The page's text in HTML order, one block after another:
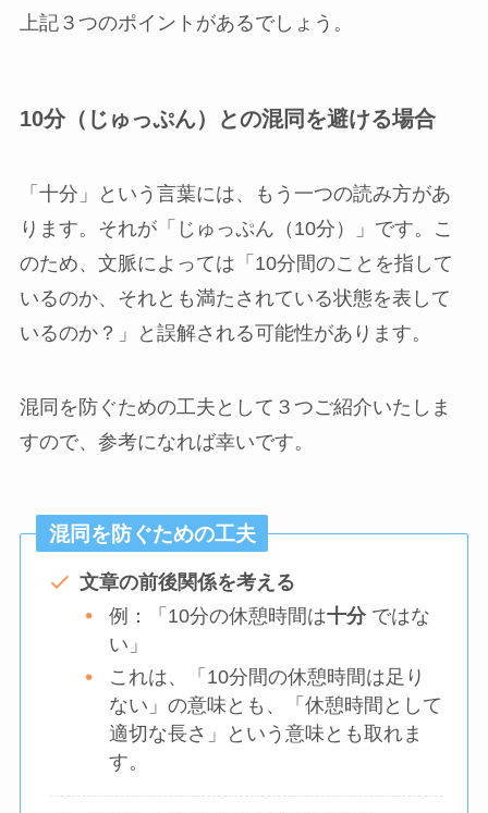
上記３つのポイントがあるでしょう。
10分（じゅっぷん）との混同を避ける場合
「十分」という言葉には、もう一つの読み方があ
ります。それが「じゅっぷん（10分）」です。こ
のため、文脈によっては「10分間のことを指して
いるのか、それとも満たされている状態を表して
いるのか？」と誤解される可能性があります。
混同を防ぐための工夫として３つご紹介いたしま
すので、参考になれば幸いです。
混同を防ぐための工夫
文章の前後関係を考える
例：「10分の休憩時間は十分ではな
い」
これは、「10分間の休憩時間は足り
ない」の意味とも、「休憩時間として
適切な長さ」という意味とも取れま
す。